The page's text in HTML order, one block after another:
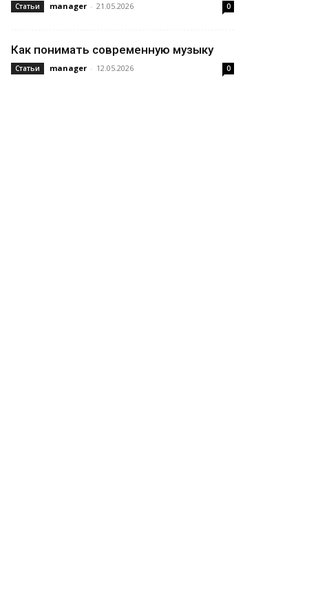
Статьи manager - 21.05.2026 0
Как понимать современную музыку
Статьи manager - 12.05.2026 0